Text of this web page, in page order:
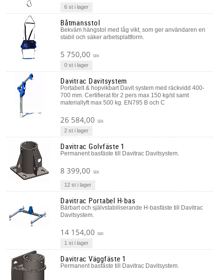
6 st i lager
Båtmansstol
Bekväm hängstol med låg vikt, som ger användaren en
stabil och säker arbetsplattform.
5 750,00 SEK
0 st i lager
Davitrac Davitsystem
Portabelt & hopvikbart Davit system med räckvidd 400-
700 mm. Certifierat för 2 pers max 150 kg/st samt
materiallyft max 500 kg. EN795 B och C
26 584,00 SEK
2 st i lager
Davitrac Golvfäste 1
Permanent basfäste till Davitrac Davitsystem.
8 399,00 SEK
12 st i lager
Davitrac Portabel H-bas
Bärbart och självstabiliserande H-basfäste till Davitrac
Davitsystem.
14 154,00 SEK
1 st i lager
Davitrac Väggfäste 1
Permanent basfäste till Davitrac Davitsystem.